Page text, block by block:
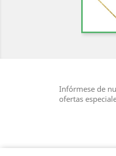
Infórmese de
ofertas